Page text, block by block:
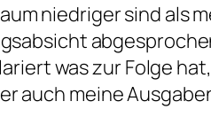
niedriger sind als
was zur Folge
auch meine